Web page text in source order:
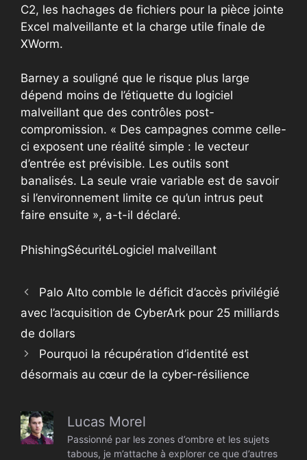
C2, les hachages de fichiers pour la pièce jointe
Excel malveillante et la charge utile finale de
XWorm.
Barney a souligné que le risque plus large
dépend moins de l’étiquette du logiciel
malveillant que des contrôles post-
compromission. « Des campagnes comme celle-
ci exposent une réalité simple : le vecteur
d’entrée est prévisible. Les outils sont
banalisés. La seule vraie variable est de savoir
si l’environnement limite ce qu’un intrus peut
faire ensuite », a-t-il déclaré.
PhishingSécuritéLogiciel malveillant
Palo Alto comble le déficit d’accès privilégié
avec l’acquisition de CyberArk pour 25 milliards
de dollars
Pourquoi la récupération d’identité est
désormais au cœur de la cyber-résilience
Lucas Morel
Passionné par les zones d’ombre et les sujets
tabous, je m’attache à explorer ce que d’autres